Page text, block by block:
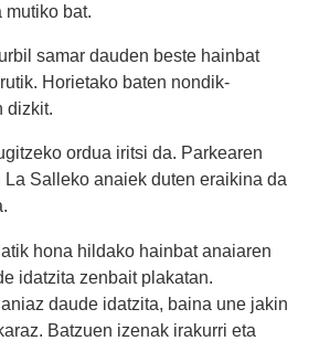
mutiko bat.
samar dauden beste hainbat
Horietako baten nondik-
dizkit.
ordua iritsi da. Parkearen
Salleko anaiek duten eraikina da
hona hildako hainbat anaiaren
idatzita zenbait plakatan.
daude idatzita, baina une jakin
Batzuen izenak irakurri eta